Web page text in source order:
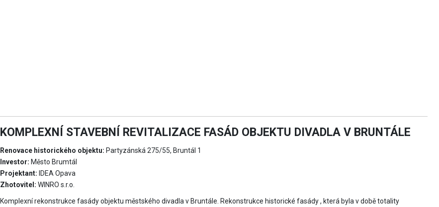
KOMPLEXNÍ STAVEBNÍ REVITALIZACE FASÁD OBJEKTU DIVADLA V BRUNTÁLE
Renovace historického objektu: Partyzánská 275/55, Bruntál 1
Investor: Město Brumtál
Projektant: IDEA Opava
Zhotovitel: WINRO s.r.o.
Komplexní rekonstrukce fasády objektu městského divadla v Bruntále. Rekonstrukce historické fasády , která byla v době totality